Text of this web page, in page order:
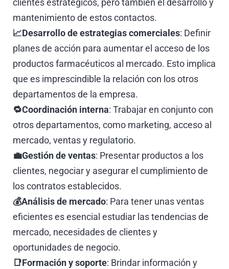
clientes estratégicos, pero también el desarrollo y
mantenimiento de estos contactos.
📈Desarrollo de estrategias comerciales: Definir
planes de acción para aumentar el acceso de los
productos farmacéuticos al mercado. Esto implica
que es imprescindible la relación con los otros
departamentos de la empresa.
🔁Coordinación interna: Trabajar en conjunto con
otros departamentos, como marketing, acceso al
mercado, ventas y regulatorio.
💼Gestión de ventas: Presentar productos a los
clientes, negociar y asegurar el cumplimiento de
los contratos establecidos.
💰Análisis de mercado: Para tener unas ventas
eficientes es esencial estudiar las tendencias de
mercado, necesidades de clientes y
oportunidades de negocio.
📑Formación y soporte: Brindar información y